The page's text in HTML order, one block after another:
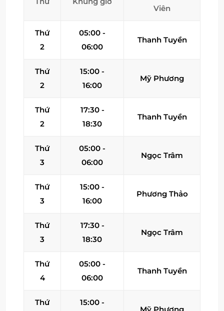
Viên
Thứ
2
05:00 -
06:00
Thanh Tuyền
Thứ
2
15:00 -
16:00
Mỹ Phương
Thứ
2
17:30 -
18:30
Thanh Tuyền
Thứ
3
05:00 -
06:00
Ngọc Trâm
Thứ
3
15:00 -
16:00
Phương Thảo
Thứ
3
17:30 -
18:30
Ngọc Trâm
Thứ
4
05:00 -
06:00
Thanh Tuyền
Thứ
15:00 -
Mỹ Phương